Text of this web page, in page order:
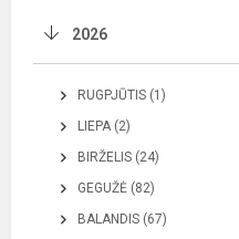
2026
RUGPJŪTIS (1)
LIEPA (2)
BIRŽELIS (24)
GEGUŽĖ (82)
BALANDIS (67)